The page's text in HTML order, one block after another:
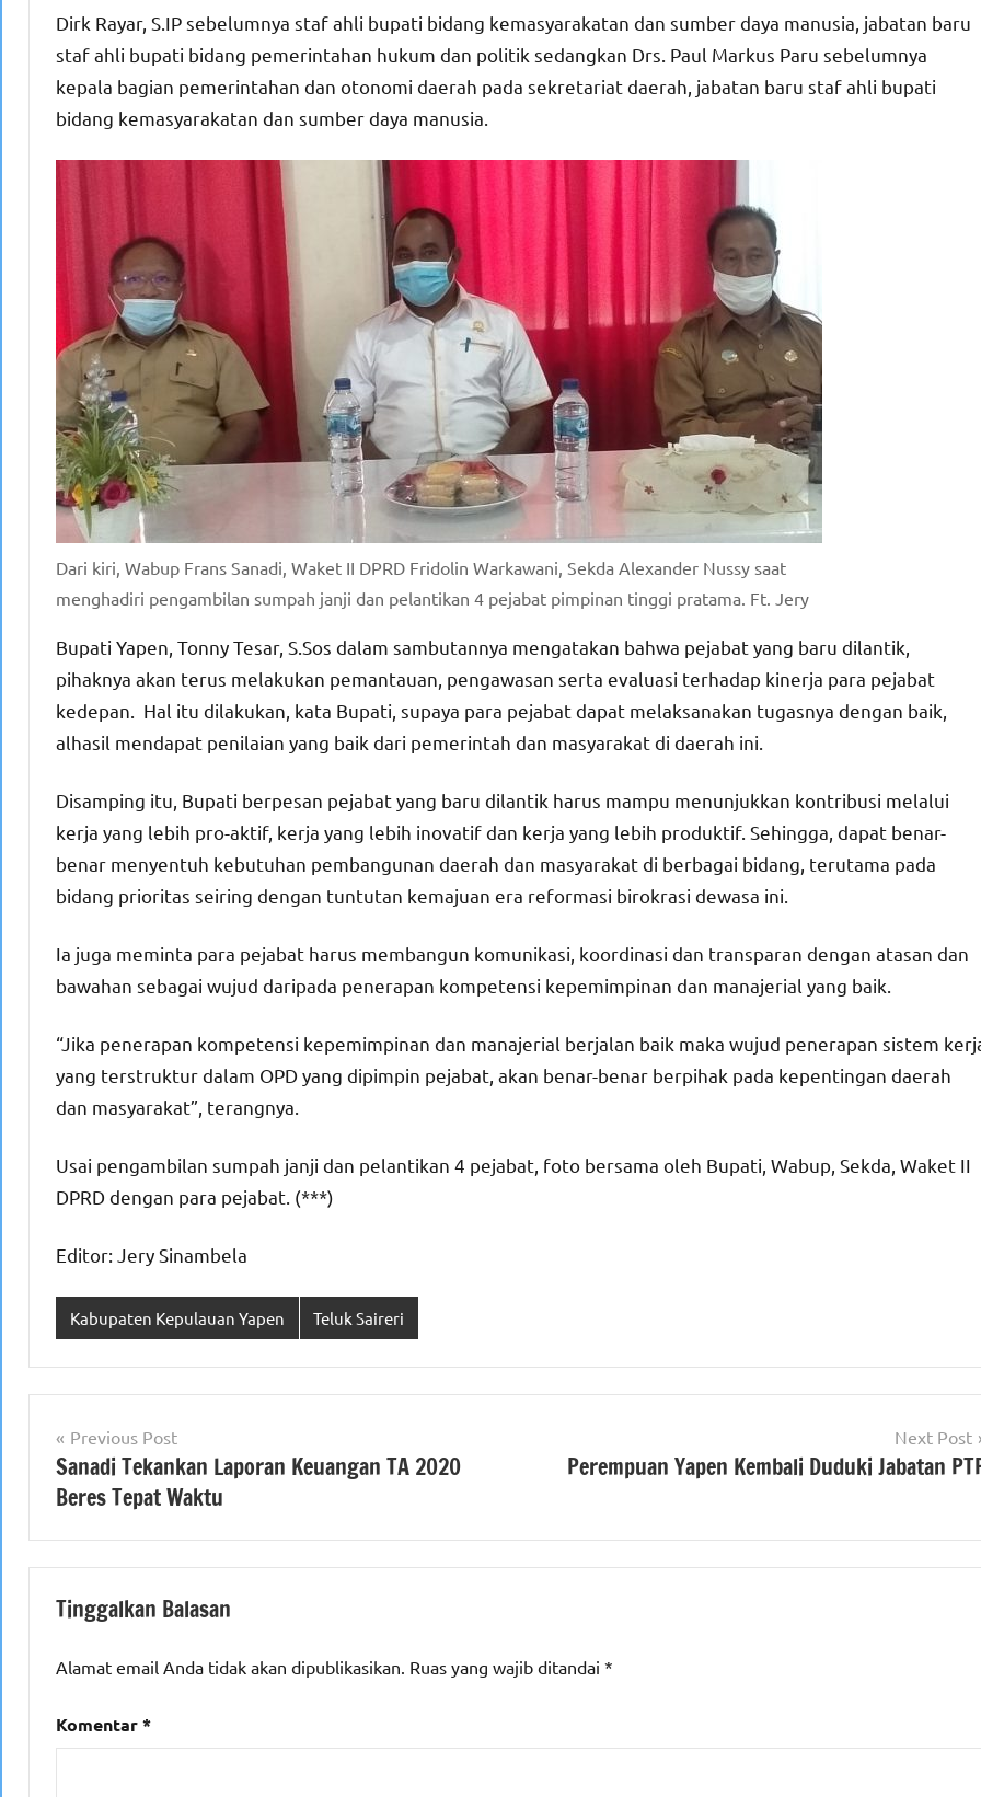
Dirk Rayar, S.IP sebelumnya staf ahli bupati bidang kemasyarakatan dan sumber daya manusia, jabatan baru
staf ahli bupati bidang pemerintahan hukum dan politik sedangkan Drs. Paul Markus Paru sebelumnya
kepala bagian pemerintahan dan otonomi daerah pada sekretariat daerah, jabatan baru staf ahli bupati
bidang kemasyarakatan dan sumber daya manusia.
Dari kiri, Wabup Frans Sanadi, Waket II DPRD Fridolin Warkawani, Sekda Alexander Nussy saat
menghadiri pengambilan sumpah janji dan pelantikan 4 pejabat pimpinan tinggi pratama. Ft. Jery
Bupati Yapen, Tonny Tesar, S.Sos dalam sambutannya mengatakan bahwa pejabat yang baru dilantik,
pihaknya akan terus melakukan pemantauan, pengawasan serta evaluasi terhadap kinerja para pejabat
kedepan. Hal itu dilakukan, kata Bupati, supaya para pejabat dapat melaksanakan tugasnya dengan baik,
alhasil mendapat penilaian yang baik dari pemerintah dan masyarakat di daerah ini.
Disamping itu, Bupati berpesan pejabat yang baru dilantik harus mampu menunjukkan kontribusi melalui
kerja yang lebih pro-aktif, kerja yang lebih inovatif dan kerja yang lebih produktif. Sehingga, dapat benar-
benar menyentuh kebutuhan pembangunan daerah dan masyarakat di berbagai bidang, terutama pada
bidang prioritas seiring dengan tuntutan kemajuan era reformasi birokrasi dewasa ini.
Ia juga meminta para pejabat harus membangun komunikasi, koordinasi dan transparan dengan atasan dan
bawahan sebagai wujud daripada penerapan kompetensi kepemimpinan dan manajerial yang baik.
“Jika penerapan kompetensi kepemimpinan dan manajerial berjalan baik maka wujud penerapan sistem
yang terstruktur dalam OPD yang dipimpin pejabat, akan benar-benar berpihak pada kepentingan daerah
dan masyarakat”, terangnya.
Usai pengambilan sumpah janji dan pelantikan 4 pejabat, foto bersama oleh Bupati, Wabup, Sekda, Waket II
DPRD dengan para pejabat. (***)
Editor: Jery Sinambela
Kabupaten Kepulauan Yapen Teluk Saireri
Navigasi
pos
Previous Post
Sanadi Tekankan Laporan Keuangan TA 2020
Beres Tepat Waktu
Next Post
Perempuan Yapen Kembali Duduki Jabatan
Tinggalkan Balasan
Alamat email Anda tidak akan dipublikasikan. Ruas yang wajib ditandai *
Komentar*